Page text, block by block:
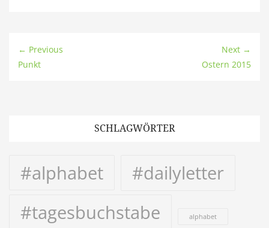
← Previous
Punkt
Next →
Ostern 2015
SCHLAGWÖRTER
#alphabet
#dailyletter
#tagesbuchstabe
alphabet